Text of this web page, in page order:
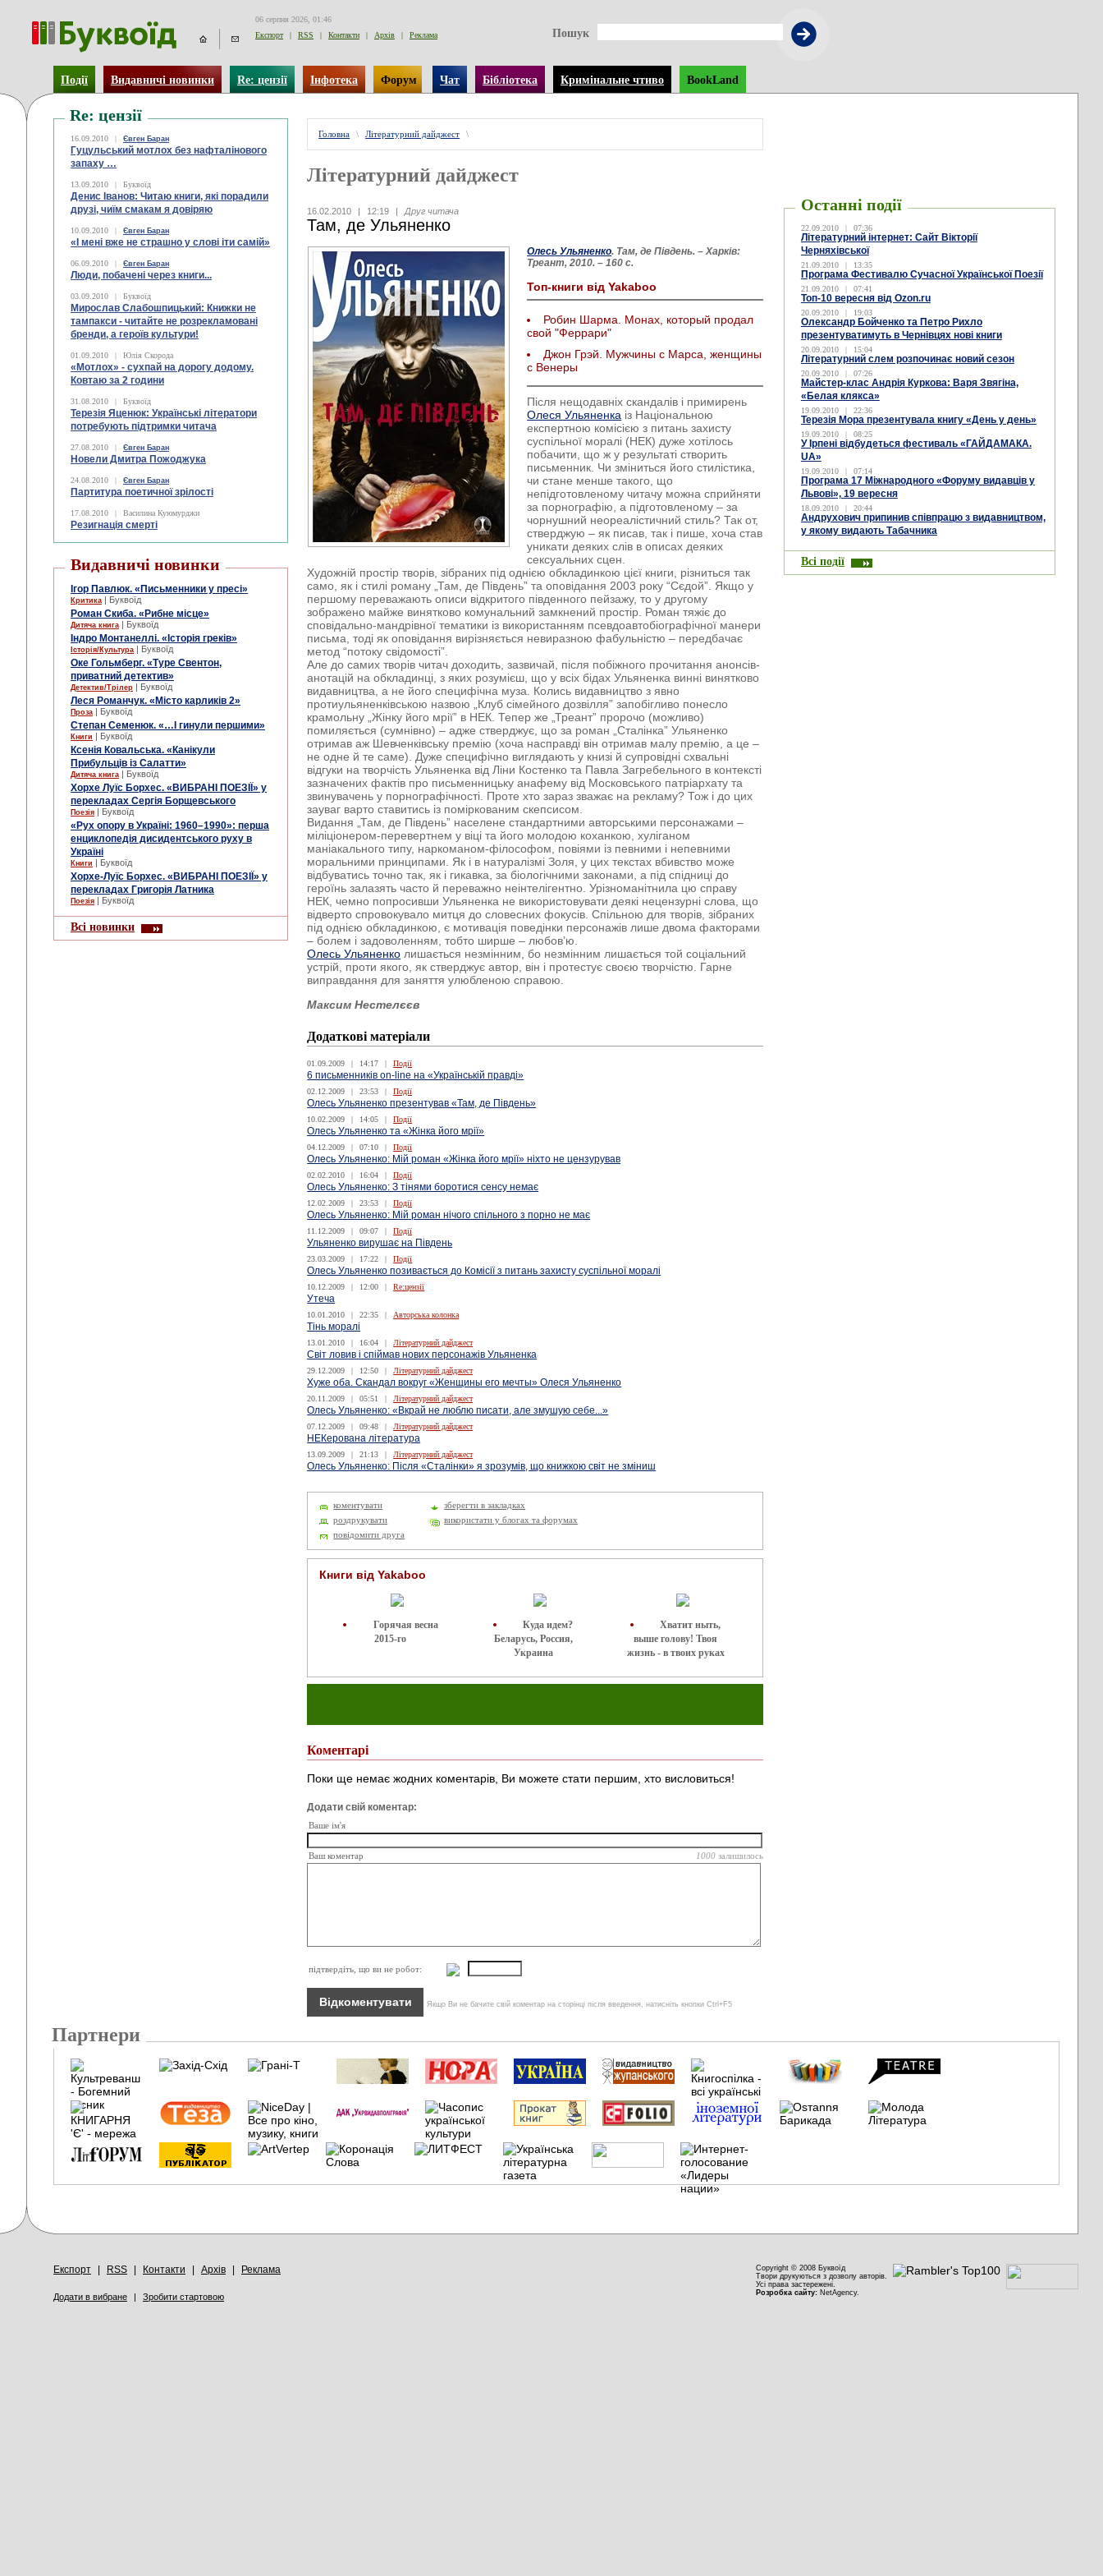
06 серпня 2026, 01:46
Експорт
| RSS | Контакти | Архів | Реклама Пошук
Події Видавничі новинки Re: цензії Інфотека Форум Чат Бібліотека Кримінальне чтиво BookLand
Re: цензії
16.09.2010 | Євген Баран
Гуцульський мотлох без нафталінового
запаху …
13.09.2010 | Буквоїд
Денис Іванов: Читаю книги, які порадили
друзі, чиїм смакам я довіряю
10.09.2010 | Євген Баран
«І мені вже не страшно у слові іти самій»
06.09.2010 | Євген Баран
Люди, побачені через книги...
03.09.2010 | Буквоїд
Мирослав Слабошпицький: Книжки не
тампакси - читайте не розрекламовані
бренди, а героїв культури!
01.09.2010 | Юлія Скорода
«Мотлох» - сухпай на дорогу додому.
Ковтаю за 2 години
31.08.2010 | Буквоїд
Терезія Яценюк: Українські літератори
потребують підтримки читача
27.08.2010 | Євген Баран
Новели Дмитра Пожоджука
24.08.2010 | Євген Баран
Партитура поетичної зрілості
17.08.2010 | Василина Куюмурджи
Резигнація смерті
Видавничі новинки
Ігор Павлюк. «Письменники у пресі»
Критика | Буквоїд
Роман Скиба. «Рибне місце»
Дитяча книга | Буквоїд
Індро Монтанеллі. «Історія греків»
Історія/Культура | Буквоїд
Оке Гольмберг. «Туре Свентон,
приватний детектив»
Детектив/Трілер | Буквоїд
Леся Романчук. «Місто карликів 2»
Проза | Буквоїд
Степан Семенюк. «…І гинули першими»
Книги | Буквоїд
Ксенія Ковальська. «Канікули
Прибульців із Салатти»
Дитяча книга | Буквоїд
Хорхе Луїс Борхес. «ВИБРАНІ ПОЕЗІЇ» у
перекладах Сергія Борщевського
Поезія | Буквоїд
«Рух опору в Україні: 1960–1990»: перша
енциклопедія дисидентського руху в
Україні
Книги | Буквоїд
Хорхе-Луїс Борхес. «ВИБРАНІ ПОЕЗІЇ» у
перекладах Григорія Латника
Поезія | Буквоїд
Всі новинки
Головна \ Літературний дайджест \
Літературний дайджест
16.02.2010 | 12:19 | Друг читача
Там, де Ульяненко
Олесь Ульяненко. Там, де Південь. – Харків:
Треант, 2010. – 160 с.
Топ-книги від Yakaboo
Робин Шарма. Монах, который продал
свой "Феррари"
Джон Грэй. Мужчины с Марса, женщины
с Венеры
Після нещодавніх скандалів і примирень
Олеся Ульяненка із Національною
експертною комісією з питань захисту
суспільної моралі (НЕК) дуже хотілось
побачити, що ж у результаті створить
письменник. Чи зміниться його стилістика,
чи стане менше такого, що
непідготовленому читачу можна сприйняти
за порнографію, а підготовленому – за
чорнушний неореалістичний стиль? Так от,
стверджую – як писав, так і пише, хоча став
уникати деяких слів в описах деяких
сексуальних сцен.
Художній простір творів, зібраних під однією обкладинкою цієї книги, різниться так
само, як і стилі роману „Там, де Південь” та оповідання 2003 року “Сєдой”. Якщо у
першому переважають описи відкритого південного пейзажу, то у другому
зображено майже винятково комунальний замкнений простір. Роман тяжіє до
сповідально-мандрівної тематики із використанням псевдоавтобіографічної манери
письма, тоді як оповідання вирізняється невиразною фабульністю – передбачає
метод “потоку свідомості”.
Але до самих творів читач доходить, зазвичай, після побіжного прочитання анонсів-
анотацій на обкладинці, з яких розумієш, що у всіх бідах Ульяненка винні винятково
видавництва, а не його специфічна муза. Колись видавництво з явно
протиульяненківською назвою „Клуб сімейного дозвілля” запобігливо понесло
крамольну „Жінку його мрії” в НЕК. Тепер же „Треант” пророчо (можливо)
помиляється (сумнівно) – адже стверджує, що за роман „Сталінка” Ульяненко
отримав аж Шевченківську премію (хоча насправді він отримав малу премію, а це –
не одне й те саме). Дуже специфічно виглядають у книзі й супровідні схвальні
відгуки на творчість Ульяненка від Ліни Костенко та Павла Загребельного в контексті
зазначених фактів про письменницьку анафему від Московського патріархату та
звинувачень у порнографічності. Проте хто зараз зважає на рекламу? Тож і до цих
зауваг варто ставитись із поміркованим скепсисом.
Видання „Там, де Південь” населене стандартними авторськими персонажами –
міліціонером-перевертнем у віці та його молодою коханкою, хуліганом
маніакального типу, наркоманом-філософом, повіями із певними і непевними
моральними принципами. Як і в натуралізмі Золя, у цих текстах вбивство може
відбуватись точно так, як і гикавка, за біологічними законами, а під спідниці до
героїнь залазять часто й переважно неінтелігентно. Урізноманітнила цю справу
НЕК, чемно попросивши Ульяненка не використовувати деякі нецензурні слова, що
відверто спровокувало митця до словесних фокусів. Спільною для творів, зібраних
під однією обкладинкою, є мотивація поведінки персонажів лише двома факторами
– болем і задоволенням, тобто ширше – любов’ю.
Олесь Ульяненко лишається незмінним, бо незмінним лишається той соціальний
устрій, проти якого, як стверджує автор, він і протестує своєю творчістю. Гарне
виправдання для заняття улюбленою справою.
Максим Нестелєєв
Додаткові матеріали
01.09.2009 | 14:17 | Події
6 письменників on-line на «Українській правді»
02.12.2009 | 23:53 | Події
Олесь Ульяненко презентував «Там, де Південь»
10.02.2009 | 14:05 | Події
Олесь Ульяненко та «Жінка його мрії»
04.12.2009 | 07:10 | Події
Олесь Ульяненко: Мій роман «Жінка його мрії» ніхто не цензурував
02.02.2010 | 16:04 | Події
Олесь Ульяненко: З тінями боротися сенсу немає
12.02.2009 | 23:53 | Події
Олесь Ульяненко: Мій роман нічого спільного з порно не має
11.12.2009 | 09:07 | Події
Ульяненко вирушає на Південь
23.03.2009 | 17:22 | Події
Олесь Ульяненко позивається до Комісії з питань захисту суспільної моралі
10.12.2009 | 12:00 | Re:цензії
Утеча
10.01.2010 | 22:35 | Авторська колонка
Тінь моралі
13.01.2010 | 16:04 | Літературний дайджест
Світ ловив і спіймав нових персонажів Ульяненка
29.12.2009 | 12:50 | Літературний дайджест
Хуже оба. Скандал вокруг «Женщины его мечты» Олеся Ульяненко
20.11.2009 | 05:51 | Літературний дайджест
Олесь Ульяненко: «Вкрай не люблю писати, але змушую себе...»
07.12.2009 | 09:48 | Літературний дайджест
НЕКерована література
13.09.2009 | 21:13 | Літературний дайджест
Олесь Ульяненко: Після «Сталінки» я зрозумів, що книжкою світ не зміниш
коментувати
зберегти в закладках
роздрукувати
використати у блогах та форумах
повідомити друга
Книги від Yakaboo
Горячая весна
2015-го
Куда идем?
Беларусь, Россия,
Украина
Хватит ныть,
выше голову! Твоя
жизнь - в твоих руках
Коментарі
Поки ще немає жодних коментарів, Ви можете стати першим, хто висловиться!
Додати свій коментар:
Ваше ім'я
1000 залишилось
Ваш коментар
підтвердіть, що ви не робот:
Якщо Ви не бачите свій коментар на сторінці після введення, натисніть кнопки Ctrl+F5
Останні події
22.09.2010 | 07:36
Літературний інтернет: Сайт Вікторії
Черняхівської
21.09.2010 | 13:35
Програма Фестивалю Сучасної Української Поезії
21.09.2010 | 07:41
Топ-10 вересня від Ozon.ru
20.09.2010 | 19:03
Олександр Бойченко та Петро Рихло
презентуватимуть в Чернівцях нові книги
20.09.2010 | 15:04
Літературний слем розпочинає новий сезон
20.09.2010 | 07:26
Майстер-клас Андрія Куркова: Варя Звягіна,
«Белая клякса»
19.09.2010 | 22:36
Терезія Мора презентувала книгу «День у день»
19.09.2010 | 08:25
У Ірпені відбудеться фестиваль «ГАЙДАМАКА.
UA»
19.09.2010 | 07:14
Програма 17 Міжнародного «Форуму видавців у
Львові», 19 вересня
18.09.2010 | 20:44
Андрухович припинив співпрацю з видавництвом,
у якому видають Табачника
Всі події
Партнери
Copyright © 2008 Буквоїд
Твори друкуються з дозволу авторів.
Усі права застережені.
Розробка сайту: NetAgency.
Експорт RSS Контакти Архів Реклама
Додати в вибране | Зробити стартовою